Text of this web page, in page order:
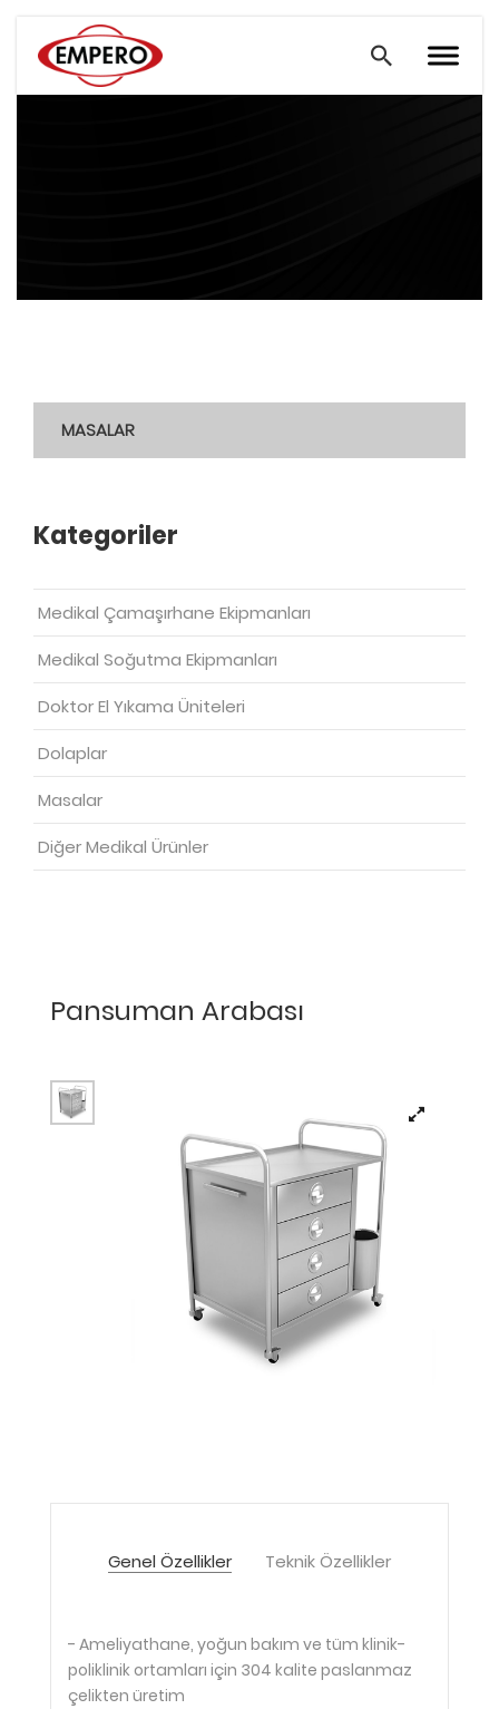
MASALAR
Kategoriler
Medikal Çamaşırhane Ekipmanları
Medikal Soğutma Ekipmanları
Doktor El Yıkama Üniteleri
Dolaplar
Masalar
Diğer Medikal Ürünler
Pansuman Arabası
Genel Özellikler Teknik Özellikler
- Ameliyathane, yoğun bakım ve tüm klinik-
poliklinik ortamları için 304 kalite paslanmaz
çelikten üretim